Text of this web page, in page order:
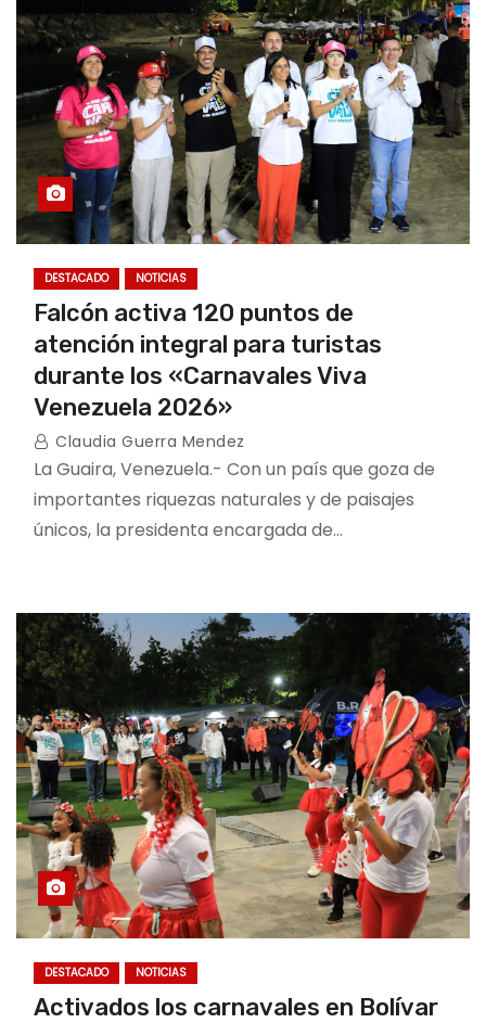
DESTACADO NOTICIAS
Falcón activa 120 puntos de
atención integral para turistas
durante los «Carnavales Viva
Venezuela 2026»
Claudia Guerra Mendez
La Guaira, Venezuela.- Con un país que goza de
importantes riquezas naturales y de paisajes
únicos, la presidenta encargada de…
DESTACADO NOTICIAS
Activados los carnavales en Bolívar